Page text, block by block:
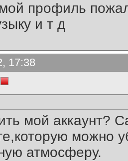
профиль
и т д
17:38
мой аккаунт?
можно
атмосферу.